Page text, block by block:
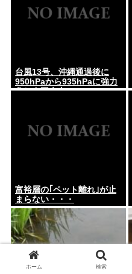
台風13号、沖縄通過後に
950hPaから935hPaに強力
化し中国本土へwww
富裕層の｢ペット離れ｣が止
まらない・・・
ホーム 検索